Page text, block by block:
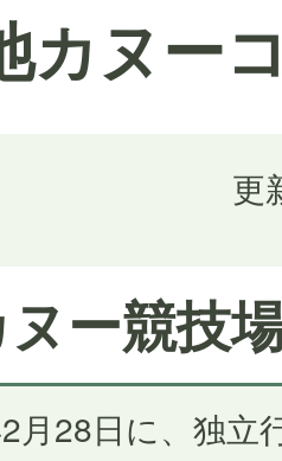
カヌー
更
ー競技
月28日に、独立